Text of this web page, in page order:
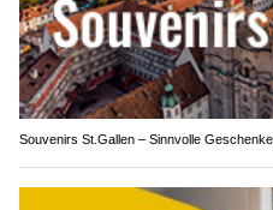
Souvenirs St.Gallen – Sinnvolle